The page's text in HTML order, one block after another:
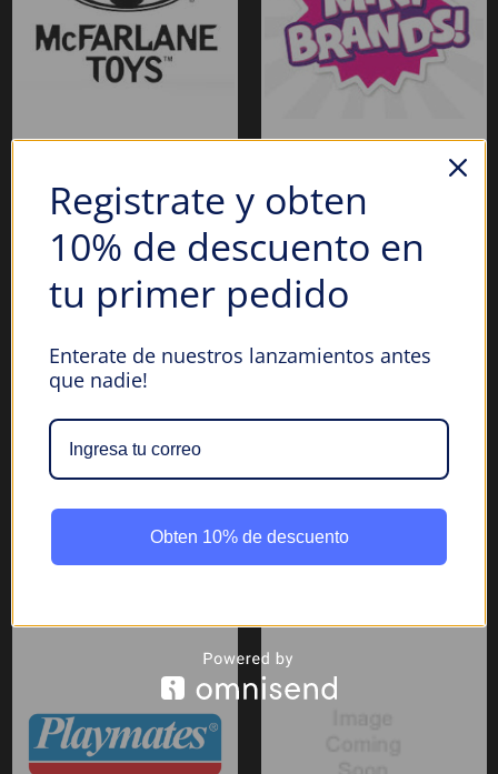
Miniverse
Registrate y obten
10% de descuento en
tu primer pedido
Enterate de nuestros lanzamientos antes
que nadie!
Obten 10% de descuento